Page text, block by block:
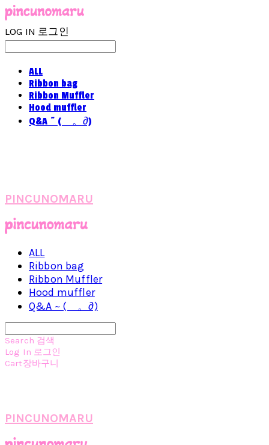
LOG IN 로그인
ALL
Ribbon bag
Ribbon Muffler
Hood muffler
Q&A ~ (ゝ。∂)
PINCUNOMARU
ALL
Ribbon bag
Ribbon Muffler
Hood muffler
Q&A ~ (ゝ。∂)
Search 검색
Log In 로그인
Cart장바구니
PINCUNOMARU